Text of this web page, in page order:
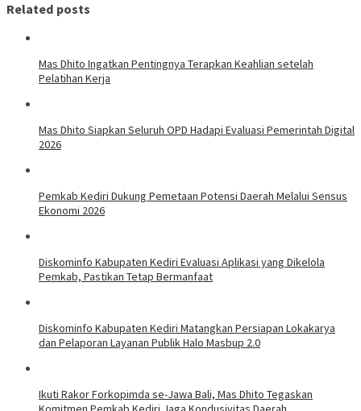
Related posts
Mas Dhito Ingatkan Pentingnya Terapkan Keahlian setelah
Pelatihan Kerja
Mas Dhito Siapkan Seluruh OPD Hadapi Evaluasi Pemerintah Digital
2026
Pemkab Kediri Dukung Pemetaan Potensi Daerah Melalui Sensus
Ekonomi 2026
Diskominfo Kabupaten Kediri Evaluasi Aplikasi yang Dikelola
Pemkab, Pastikan Tetap Bermanfaat
Diskominfo Kabupaten Kediri Matangkan Persiapan Lokakarya
dan Pelaporan Layanan Publik Halo Masbup 2.0
Ikuti Rakor Forkopimda se-Jawa Bali, Mas Dhito Tegaskan